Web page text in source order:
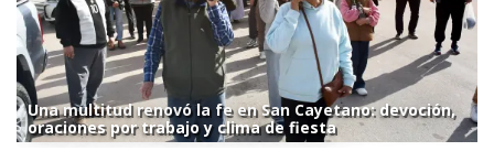
Una multitud renovó la fe en San Cayetano: devoción,
oraciones por trabajo y clima de fiesta